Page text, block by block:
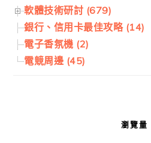
軟體技術研討 (679)
銀行、信用卡最佳攻略 (14)
電子香氛機 (2)
電競周邊 (45)
瀏覽量